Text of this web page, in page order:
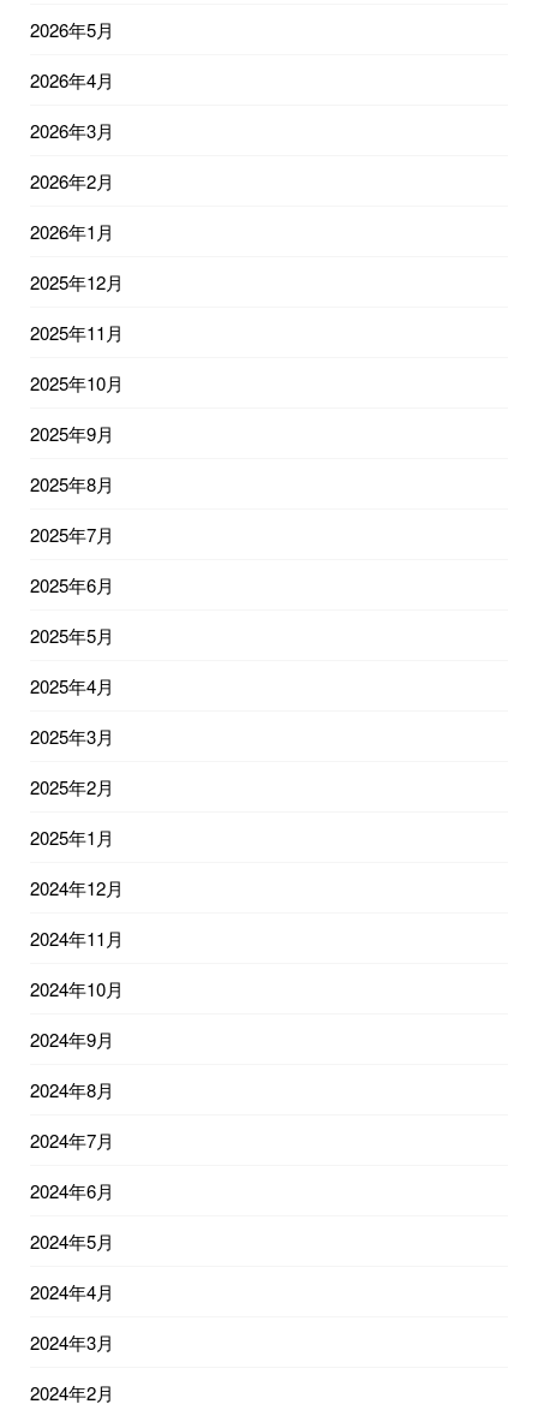
2026年5月
2026年4月
2026年3月
2026年2月
2026年1月
2025年12月
2025年11月
2025年10月
2025年9月
2025年8月
2025年7月
2025年6月
2025年5月
2025年4月
2025年3月
2025年2月
2025年1月
2024年12月
2024年11月
2024年10月
2024年9月
2024年8月
2024年7月
2024年6月
2024年5月
2024年4月
2024年3月
2024年2月